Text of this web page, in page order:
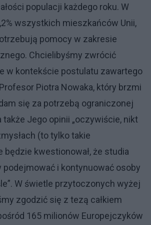
populacji każdego roku. W
wszystkich mieszkańców Unii,
pomocy w zakresie
Chcielibyśmy zwrócić
w kontekście postulatu zawartego
Piotra Nowaka, który brzmi
się za potrzebą ograniczonej
także Jego opinii „oczywiście, nikt
(to tylko takie
będzie kwestionował, że studia
i kontynuować osoby
W świetle przytoczonych wyżej
zgodzić się z tezą całkiem
165 milionów Europejczyków